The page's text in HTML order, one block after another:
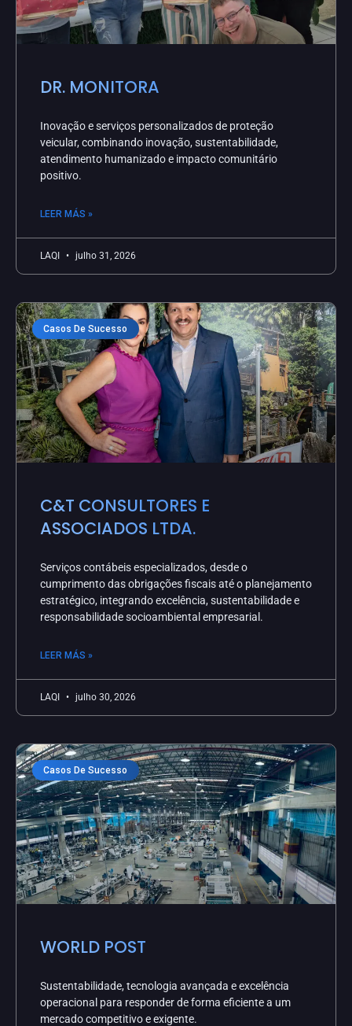
DR. MONITORA
Inovação e serviços personalizados de proteção
veicular, combinando inovação, sustentabilidade,
atendimento humanizado e impacto comunitário
positivo.
LEER MÁS »
LAQI julho 31, 2026
Casos De Sucesso
C&T CONSULTORES E
ASSOCIADOS LTDA.
Serviços contábeis especializados, desde o
cumprimento das obrigações fiscais até o planejamento
estratégico, integrando excelência, sustentabilidade e
responsabilidade socioambiental empresarial.
LEER MÁS »
LAQI julho 30, 2026
Casos De Sucesso
WORLD POST
Sustentabilidade, tecnologia avançada e excelência
operacional para responder de forma eficiente a um
mercado competitivo e exigente.